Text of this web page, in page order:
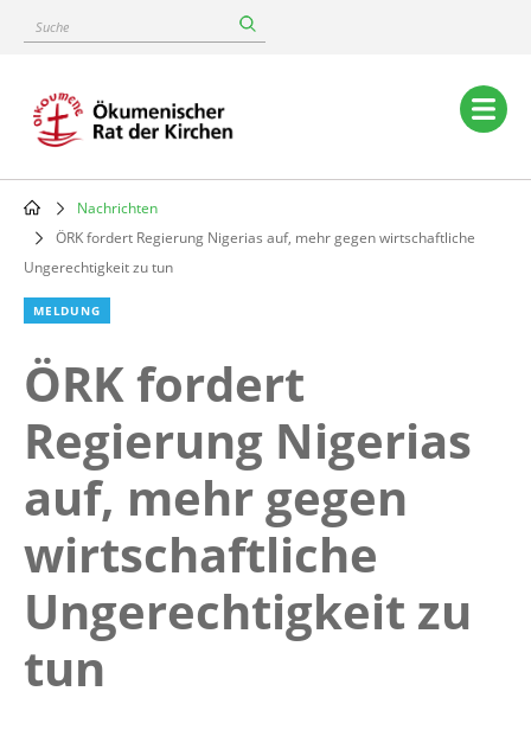
content
Suche
Main
navigation
Breadcrumb
Nachrichten
ÖRK fordert Regierung Nigerias auf, mehr gegen wirtschaftliche
Ungerechtigkeit zu tun
MELDUNG
ÖRK fordert
Regierung Nigerias
auf, mehr gegen
wirtschaftliche
Ungerechtigkeit zu
tun